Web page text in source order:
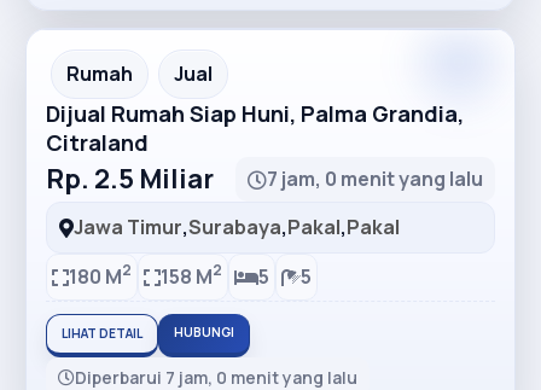
Recommended
Rumah Jual
Dijual Rumah Siap Huni, Palma Grandia,
Citraland
Rp. 2.5 Miliar
7 jam, 0 menit yang lalu
Jawa Timur,Surabaya,Pakal,Pakal
180 M2 158 M2 5 5
LIHAT DETAIL HUBUNGI
Diperbarui 7 jam, 0 menit yang lalu